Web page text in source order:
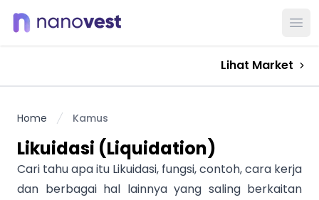
Lihat Market
Home Kamus
Likuidasi (Liquidation)
Cari tahu apa itu Likuidasi, fungsi, contoh, cara kerja
dan berbagai hal lainnya yang saling berkaitan